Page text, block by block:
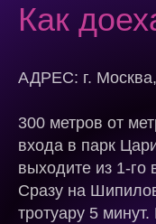
Как
АДРЕС: г.
300 метров от
входа в парк
выходите из 1-го
Сразу на
тротуару 5